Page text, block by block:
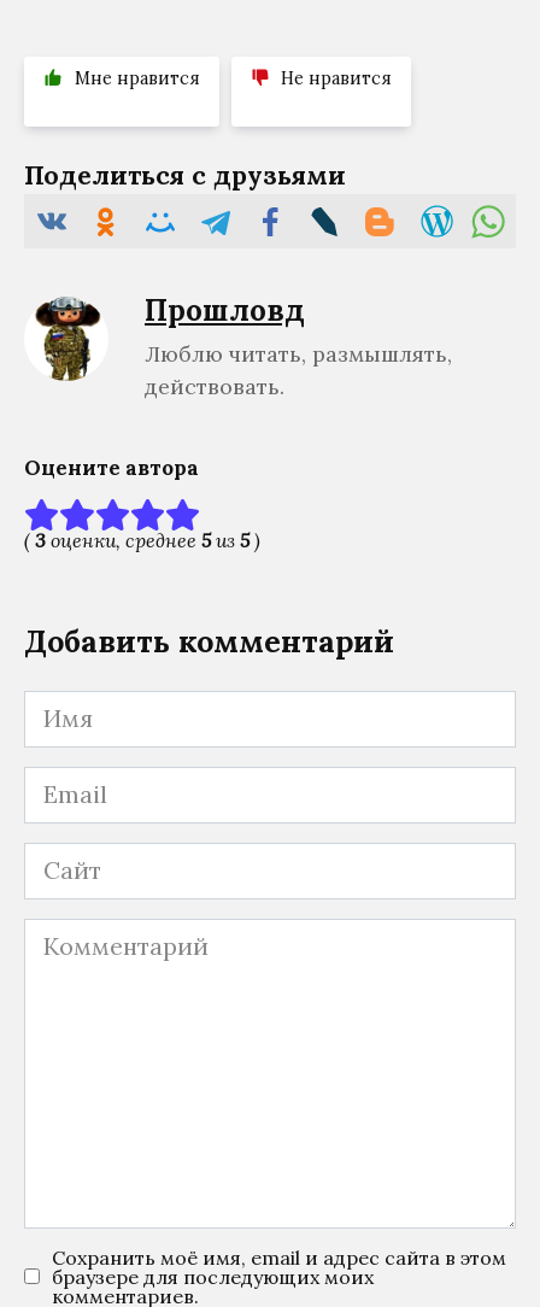
Поделиться с друзьями
Прошловѣд
Люблю читать, размышлять,
действовать.
Оцените автора
( 3 оценки, среднее 5из 5)
Добавить комментарий
Имя
Email
Сайт
Комментарий
Сохранить моё имя, email и адрес сайта в этом
браузере для последующих моих
комментариев.